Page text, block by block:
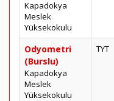
Kapadokya
Meslek
Yüksekokulu
Odyometri
(Burslu)
Kapadokya
Meslek
Yüksekokulu
TYT